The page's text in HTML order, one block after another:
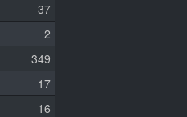
37
2
349
17
16